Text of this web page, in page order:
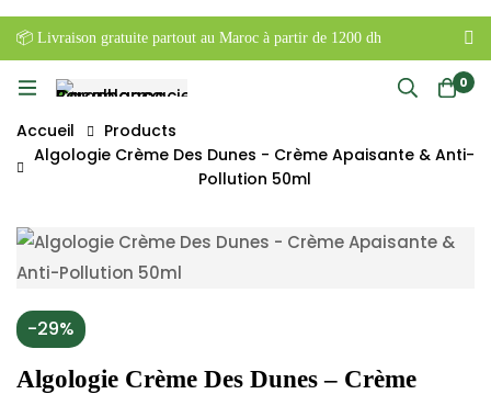
📦 Livraison gratuite partout au Maroc à partir de 1200 dh
0
Accueil
Products
Algologie Crème Des Dunes - Crème Apaisante & Anti-
Pollution 50ml
-29%
Algologie Crème Des Dunes – Crème